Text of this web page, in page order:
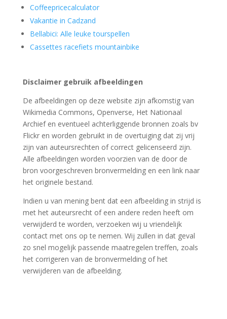
Coffeepricecalculator
Vakantie in Cadzand
Bellabici: Alle leuke tourspellen
Cassettes racefiets mountainbike
Disclaimer gebruik afbeeldingen
De afbeeldingen op deze website zijn afkomstig van
Wikimedia Commons, Openverse, Het Nationaal
Archief en eventueel achterliggende bronnen zoals bv
Flickr en worden gebruikt in de overtuiging dat zij vrij
zijn van auteursrechten of correct gelicenseerd zijn.
Alle afbeeldingen worden voorzien van de door de
bron voorgeschreven bronvermelding en een link naar
het originele bestand.
Indien u van mening bent dat een afbeelding in strijd is
met het auteursrecht of een andere reden heeft om
verwijderd te worden, verzoeken wij u vriendelijk
contact met ons op te nemen. Wij zullen in dat geval
zo snel mogelijk passende maatregelen treffen, zoals
het corrigeren van de bronvermelding of het
verwijderen van de afbeelding.